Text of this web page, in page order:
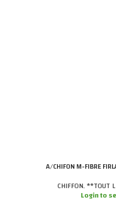
A/CHIFON M-FIBRE
CHIFFON,**TOUT
Login to